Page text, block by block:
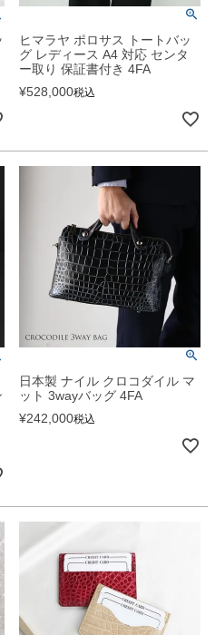
ヒマラヤ ポロサス トートバッ
グ レディース A4 対応 センタ
ー取り 保証書付き 4FA
¥528,000税込
日本製 ナイル クロコダイル マ
ット 3wayバッグ 4FA
¥242,000税込